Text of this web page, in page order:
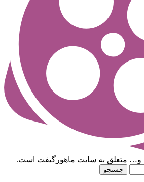
متعلق به سایت ماهورگیفت است.
جستجو